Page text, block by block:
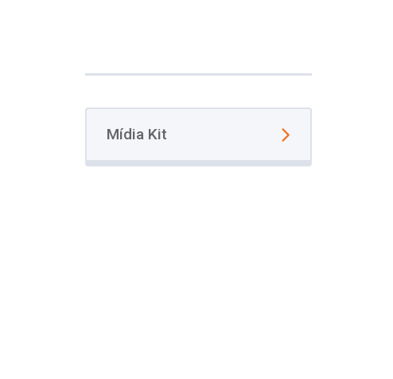
Mídia Kit